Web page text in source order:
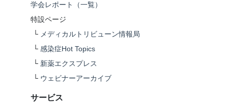
学会レポート（一覧）
特設ページ
└ メディカルトリビューン情報局
└ 感染症Hot Topics
└ 新薬エクスプレス
└ ウェビナーアーカイブ
サービス